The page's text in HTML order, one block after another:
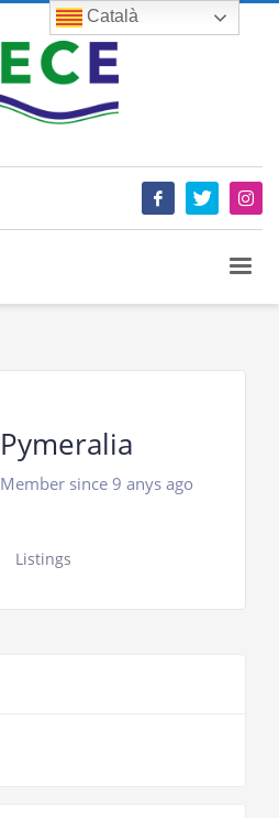
Pymeralia
Member since 9 anys ago
Listings
Català